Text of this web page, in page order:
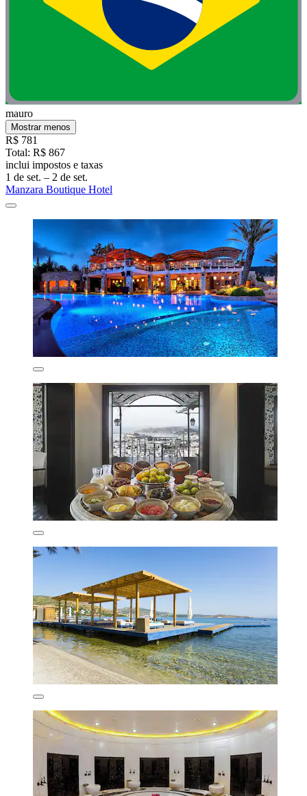
mauro
Mostrar menos
R$ 781
Total: R$ 867
inclui impostos e taxas
1 de set. – 2 de set.
Manzara Boutique Hotel